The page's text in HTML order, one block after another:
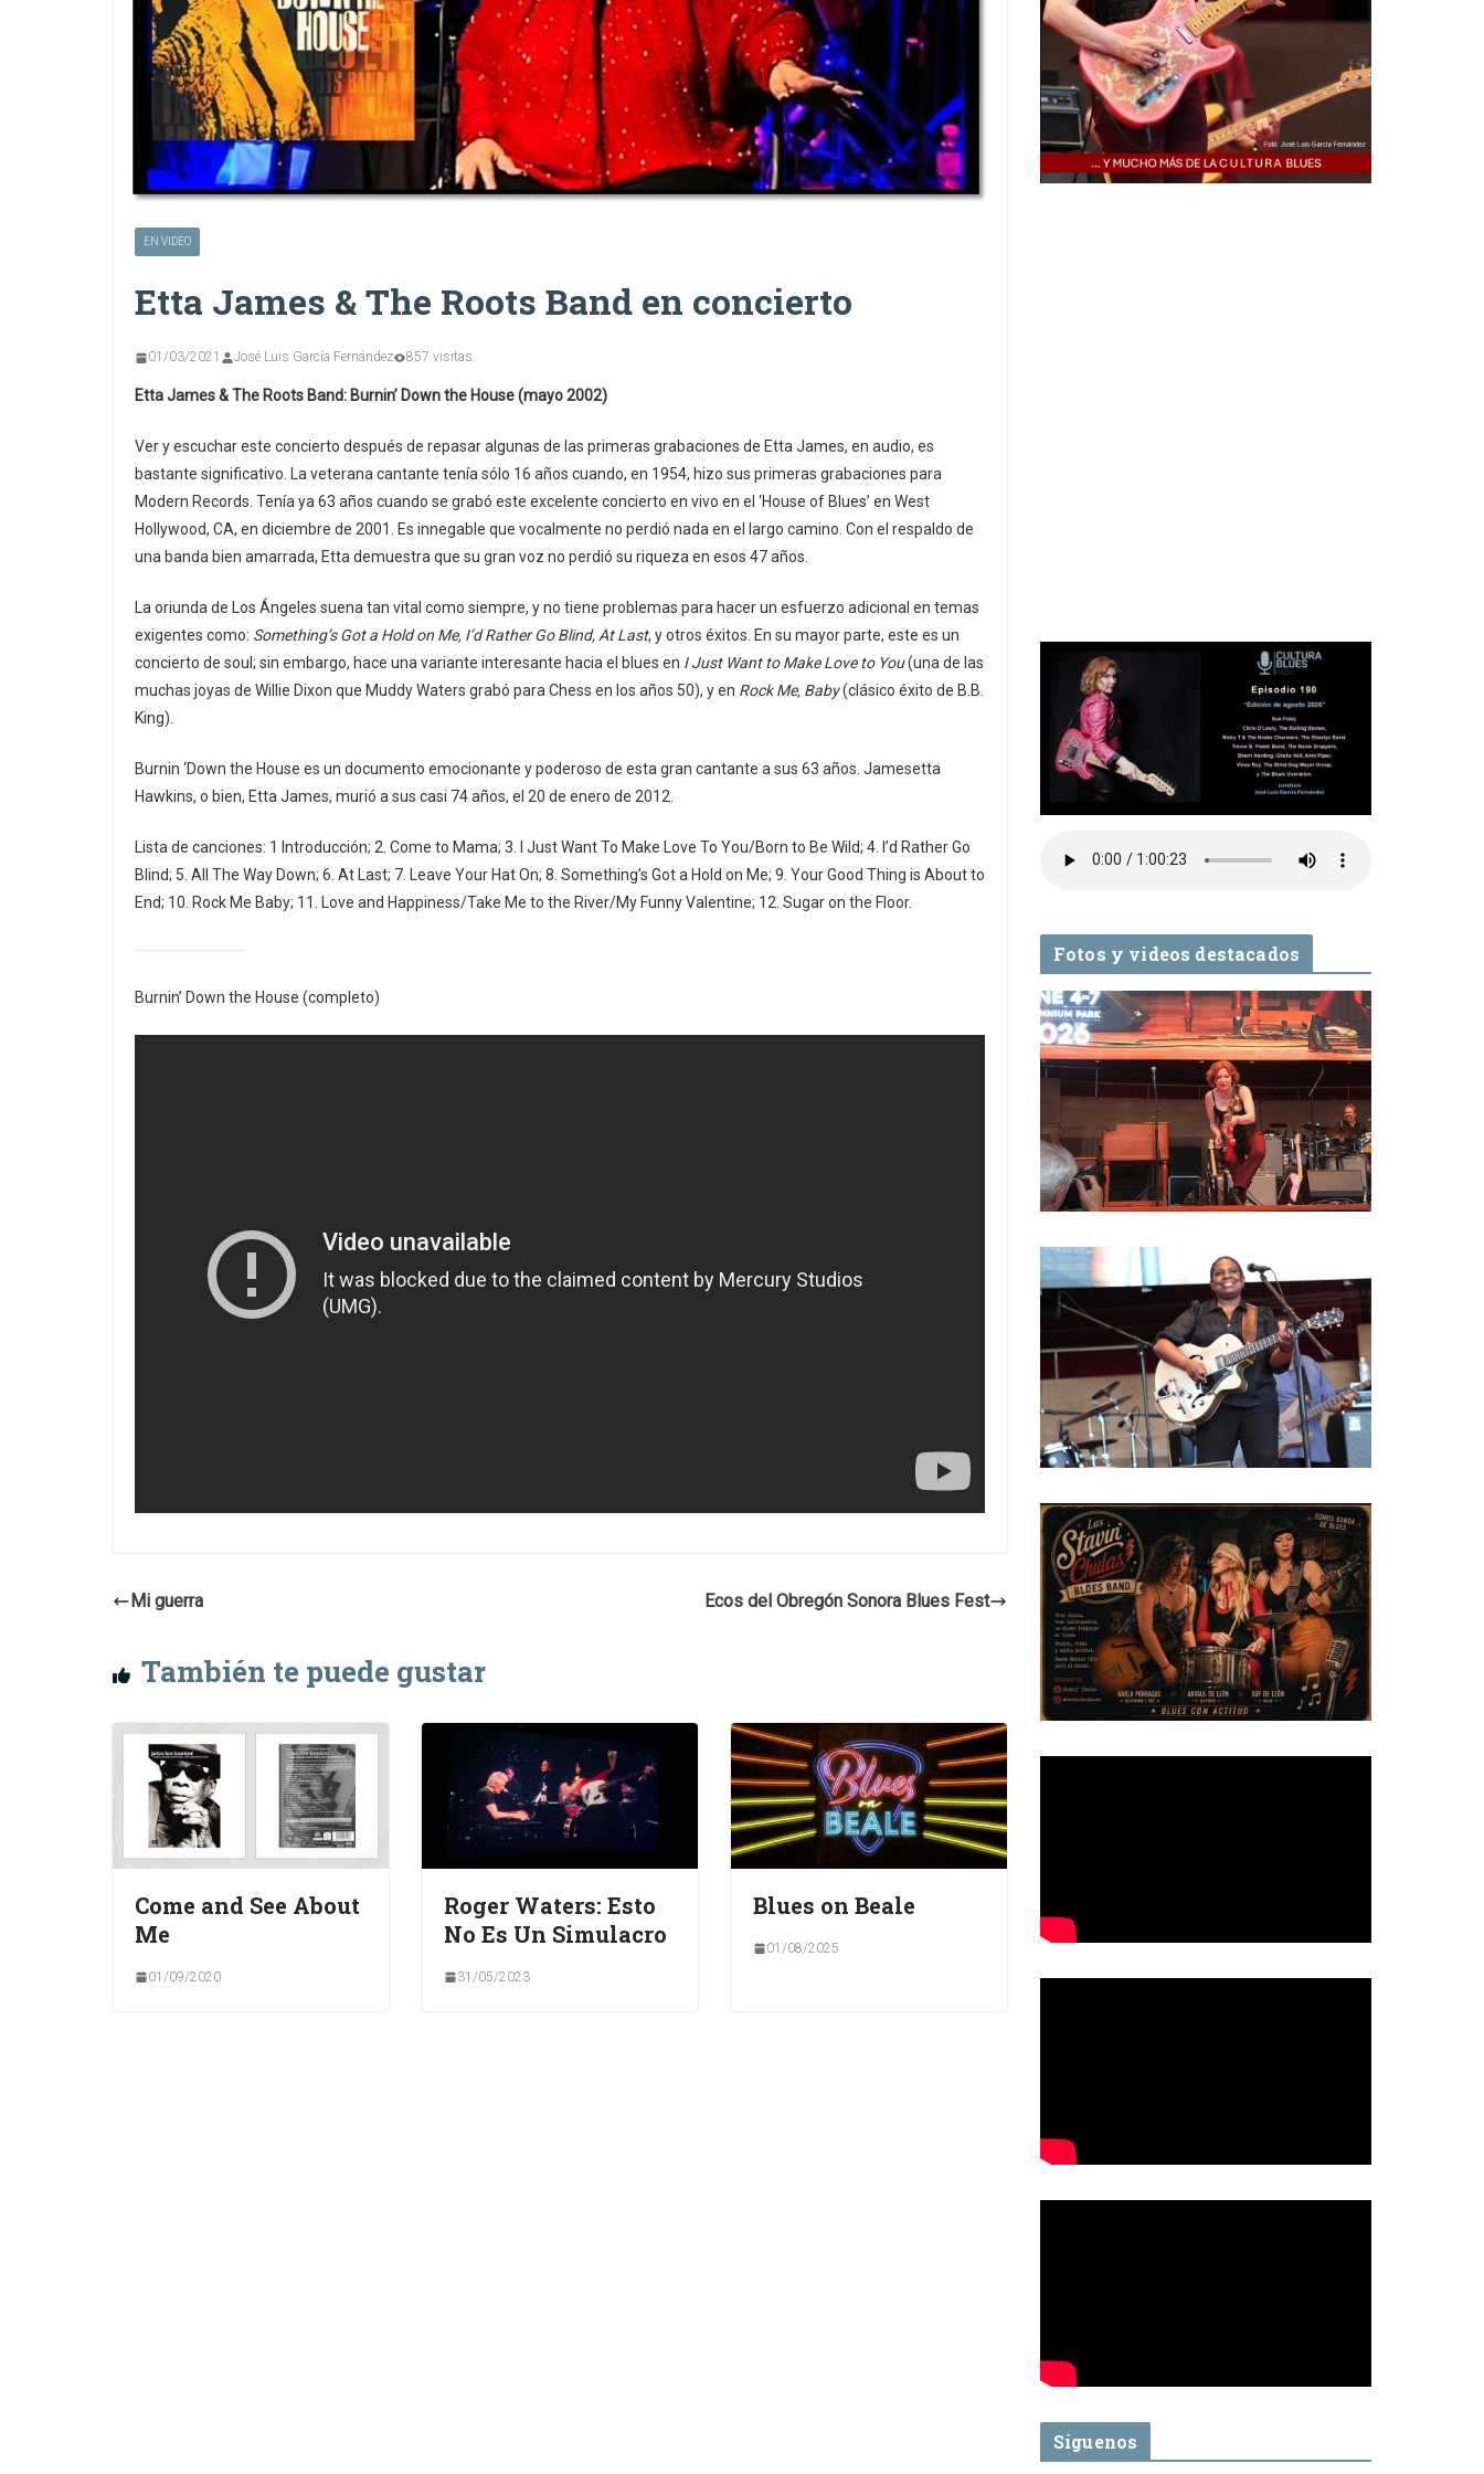
EN VIDEO
Etta James & The Roots Band en concierto
01/03/2021 José Luis García Fernández 857 visitas
Etta James & The Roots Band: Burnin’ Down the House (mayo 2002)
Ver y escuchar este concierto después de repasar algunas de las primeras grabaciones de Etta James, en audio, es
bastante significativo. La veterana cantante tenía sólo 16 años cuando, en 1954, hizo sus primeras grabaciones para
Modern Records. Tenía ya 63 años cuando se grabó este excelente concierto en vivo en el ‘House of Blues’ en West
Hollywood, CA, en diciembre de 2001. Es innegable que vocalmente no perdió nada en el largo camino. Con el respaldo de
una banda bien amarrada, Etta demuestra que su gran voz no perdió su riqueza en esos 47 años.
La oriunda de Los Ángeles suena tan vital como siempre, y no tiene problemas para hacer un esfuerzo adicional en temas
exigentes como: Something’s Got a Hold on Me, I’d Rather Go Blind, At Last, y otros éxitos. En su mayor parte, este es un
concierto de soul; sin embargo, hace una variante interesante hacia el blues en I Just Want to Make Love to You(una de las
muchas joyas de Willie Dixon que Muddy Waters grabó para Chess en los años 50), y en Rock Me, Baby(clásico éxito de B.B.
King).
Burnin ‘Down the House es un documento emocionante y poderoso de esta gran cantante a sus 63 años. Jamesetta
Hawkins, o bien, Etta James, murió a sus casi 74 años, el 20 de enero de 2012.
Lista de canciones: 1 Introducción; 2. Come to Mama; 3. I Just Want To Make Love To You/Born to Be Wild; 4. I’d Rather Go
Blind; 5. All The Way Down; 6. At Last; 7. Leave Your Hat On; 8. Something’s Got a Hold on Me; 9. Your Good Thing is About to
End; 10. Rock Me Baby; 11. Love and Happiness/Take Me to the River/My Funny Valentine; 12. Sugar on the Floor.
Burnin’ Down the House (completo)
Mi guerra Ecos del Obregón Sonora Blues Fest
También te puede gustar
Come and See About
Me
01/09/2020
Roger Waters: Esto
No Es Un Simulacro
31/05/2023
Blues on Beale
01/08/2025
Fotos y videos destacados
Síguenos